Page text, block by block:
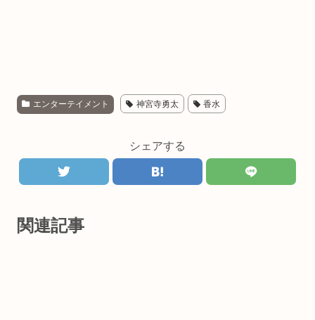
エンターテイメント 神宮寺勇太 香水
シェアする
関連記事